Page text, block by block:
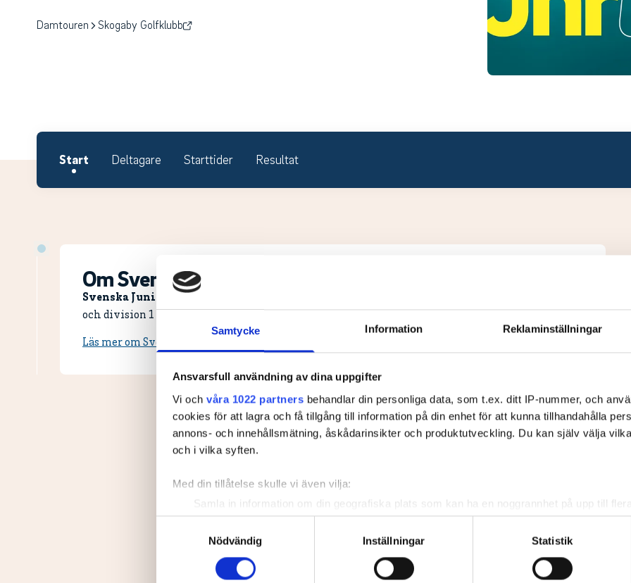
Samtycke Information Reklaminställningar
Ansvarsfull användning av dina uppgifter
Vi och våra 1022 partners behandlar din personliga data, som t.ex. ditt IP-nummer, och
cookies för att lagra och få tillgång till information på din enhet för att kunna tillhandahålla
annons- och innehållsmätning, åskådarinsikter och produktutveckling. Du kan själv välja
och i vilka syften.
Med din tillåtelse skulle vi även vilja:
Samla in information om din geografiska plats som kan ha en noggrannhet på upp till
Identifiera din enhet genom att aktivt skanna den för specifika kännetecken
Ta reda på mer om hur dina personliga uppgifter behandlas och ställ in dina preferenser i
eller dra tillbaka ditt samtycke när som helst från cookie-förklaringen.
Nödvändig
Inställningar Statistik
Damtouren Skogaby Golfklubb
Start Deltagare Starttider Resultat
Om Svenska Juniortouren Division 3.
Svenska Juniortouren Division 3 är den första av tourens fyra nivåer:
och division 1 och elit. Handicapgränsen är 30,0 för pojkar och flickor.
Läs mer om Svenska Juniortouren och dess divisioner.